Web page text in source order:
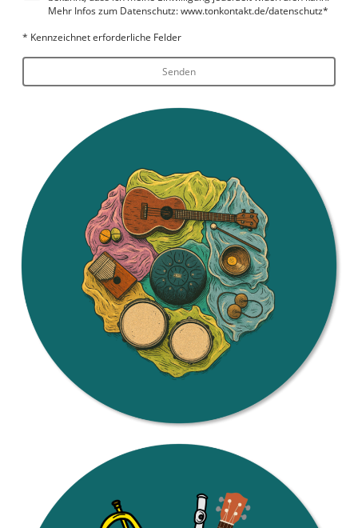
Mehr Infos zum Datenschutz: www.tonkontakt.de/datenschutz*
* Kennzeichnet erforderliche Felder
Senden